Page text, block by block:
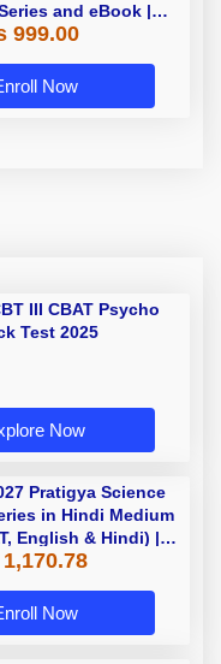
and eBook |
Live Classes By
999.00
Now
III CBAT Psycho
Test 2025
Now
Pratigya Science
in Hindi Medium
English & Hindi) |
Series By Adda 247
Now